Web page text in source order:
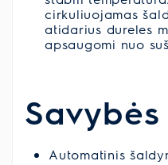
cirkuliuojamas
atidarius dureles
apsaugomi nuo
Savybės
Automatinis